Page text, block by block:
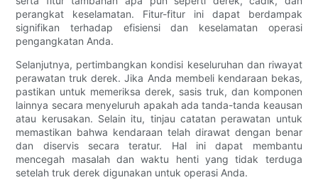
perangkat keselamatan. Fitur-fitur ini dapat berdampak
signifikan terhadap efisiensi dan keselamatan operasi
pengangkatan Anda.
Selanjutnya, pertimbangkan kondisi keseluruhan dan riwayat
perawatan truk derek. Jika Anda membeli kendaraan bekas,
pastikan untuk memeriksa derek, sasis truk, dan komponen
lainnya secara menyeluruh apakah ada tanda-tanda keausan
atau kerusakan. Selain itu, tinjau catatan perawatan untuk
memastikan bahwa kendaraan telah dirawat dengan benar
dan diservis secara teratur. Hal ini dapat membantu
mencegah masalah dan waktu henti yang tidak terduga
setelah truk derek digunakan untuk operasi Anda.